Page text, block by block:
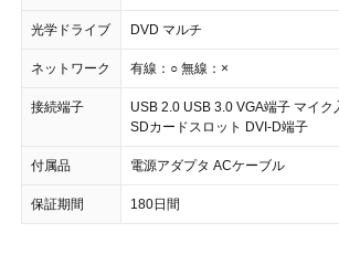
光学ドライブ DVD マルチ
ネットワーク 有線：○ 無線：×
接続端子
USB 2.0 USB 3.0 VGA端子 マイク
SDカードスロット DVI-D端子
付属品 電源アダプタ ACケーブル
保証期間 180日間